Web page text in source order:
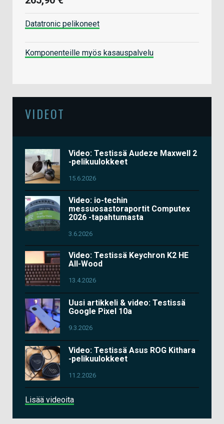
Datatronic pelikoneet
Komponenteille myös kasauspalvelu
VIDEOT
Video: Testissä Audeze Maxwell 2
-pelikuulokkeet
15.6.2026
Video: io-techin
messuosastoraportit Computex
2026 -tapahtumasta
3.6.2026
Video: Testissä Keychron K2 HE
All-Wood
13.4.2026
Uusi artikkeli & video: Testissä
Google Pixel 10a
9.3.2026
Video: Testissä Asus ROG Kithara
-pelikuulokkeet
11.2.2026
Lisää videoita